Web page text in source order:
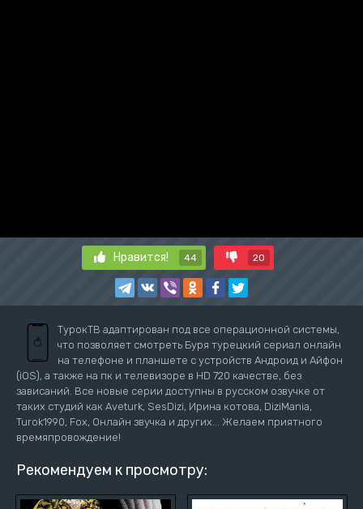
Нравится! 44 20
ТурокТВ адаптирован под все операционной системы,
что позволяет смотреть Буря турецкий сериал онлайн
на телефоне и планшете с устройств Андроид и Айфон
(iOS), а также на пк и телевизоре в HD 720 качестве, без
зависаний. Все новые серии доступны в русском озвучке от
таких студий как Aveturk, SesDizi, Ирина котова, DiziMania,
Turok1990, Fox, Онлайн звучка и других... Желаем приятного
времяпровождение!
Рекомендуем к просмотру: